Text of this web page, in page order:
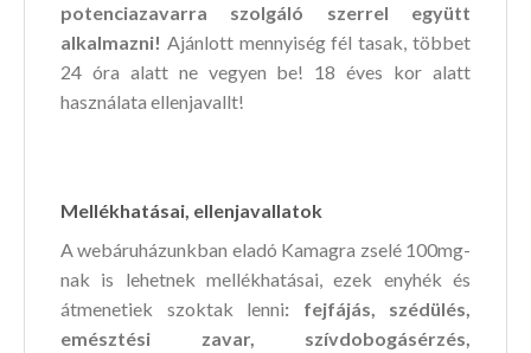
potenciazavarra szolgáló szerrel együtt
alkalmazni! Ajánlott mennyiség fél tasak, többet
24 óra alatt ne vegyen be! 18 éves kor alatt
használata ellenjavallt!
Mellékhatásai, ellenjavallatok
A webáruházunkban eladó Kamagra zselé 100mg-
nak is lehetnek mellékhatásai, ezek enyhék és
átmenetiek szoktak lenni: fejfájás, szédülés,
emésztési zavar, szívdobogásérzés,